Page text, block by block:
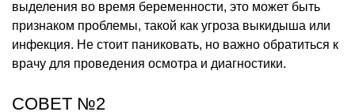
выделения во время беременности, это может быть
признаком проблемы, такой как угроза выкидыша или
инфекция. Не стоит паниковать, но важно обратиться к
врачу для проведения осмотра и диагностики.
СОВЕТ №2